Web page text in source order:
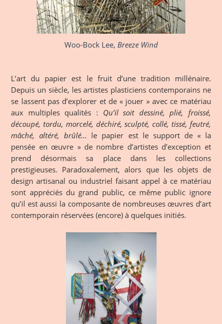
Woo-Bock Lee, Breeze Wind
L’art du papier est le fruit d’une tradition millénaire.
Depuis un siècle, les artistes plasticiens contemporains ne
se lassent pas d’explorer et de « jouer » avec ce matériau
aux multiples qualités : Qu’il soit dessiné, plié, froissé,
découpé, tordu, morcelé, déchiré, sculpté, collé, tissé, feutré,
mâché, altéré, brûlé… le papier est le support de « la
pensée en œuvre » de nombre d’artistes d’exception et
prend désormais sa place dans les collections
prestigieuses. Paradoxalement, alors que les objets de
design artisanal ou industriel faisant appel à ce matériau
sont appréciés du grand public, ce même public ignore
qu’il est aussi la composante de nombreuses œuvres d’art
contemporain réservées (encore) à quelques initiés.